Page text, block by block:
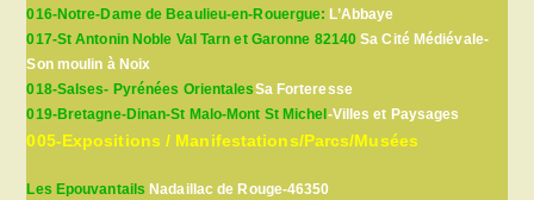
016-Notre-Dame de Beaulieu-en-Rouergue: L’Abbaye
017-St Antonin Noble Val Tarn et Garonne 82140 Sa Cité Médiévale-
Son moulin à Noix
018-Salses- Pyrénées OrientalesSa Forteresse
019-Bretagne-Dinan-St Malo-Mont St Michel -Villes et Paysages
005-Expositions / Manifestations/Parcs/Musées
Les Epouvantails Nadaillac de Rouge-46350